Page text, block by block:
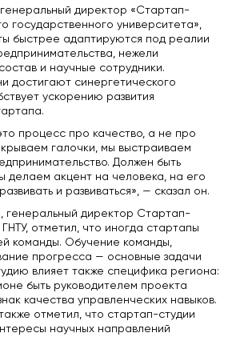
генеральный директор «Стартап-
государственного университета»,
быстрее адаптируются под реалии
нежели
и научные сотрудники.
достигают синергетического
ускорению развития
процесс про качество, а не про
галочки, мы выстраиваем
Должен быть
делаем акцент на человека, на его
и развиваться», — сказал он.
, генеральный директор Стартап-
ГНТУ, отметил, что иногда стартапы
команды. Обучение команды,
прогресса — основные задачи
влияет также специфика региона:
быть руководителем проекта
качества управленческих навыков.
отметил, что стартап-студии
научных направлений